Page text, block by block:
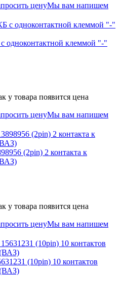
ценуМы вам напишем
одноконтактной клеммой "-"
у товара появится цена
ценуМы вам напишем
(2pin) 2 контакта к
у товара появится цена
ценуМы вам напишем
(10pin) 10 контактов
(ВАЗ)